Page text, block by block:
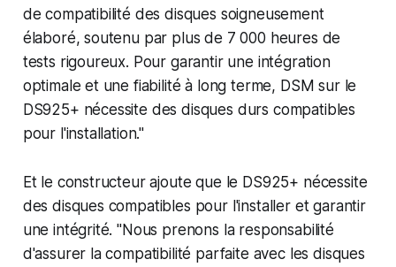
de compatibilité des disques soigneusement
élaboré, soutenu par plus de 7 000 heures de
tests rigoureux. Pour garantir une intégration
optimale et une fiabilité à long terme, DSM sur le
DS925+ nécessite des disques durs compatibles
pour l'installation."
Et le constructeur ajoute que le DS925+ nécessite
des disques compatibles pour l'installer et garantir
une intégrité. "Nous prenons la responsabilité
d'assurer la compatibilité parfaite avec les disques